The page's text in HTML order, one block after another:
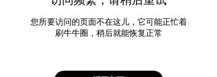
您所要访问的页面不在这儿，它可能正忙着
刷牛牛圈，稍后就能恢复正常